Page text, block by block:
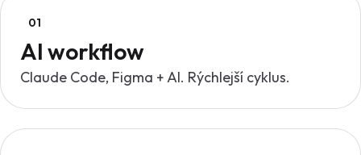
01
AI workflow
Claude Code, Figma + AI. Rýchlejší cyklus.